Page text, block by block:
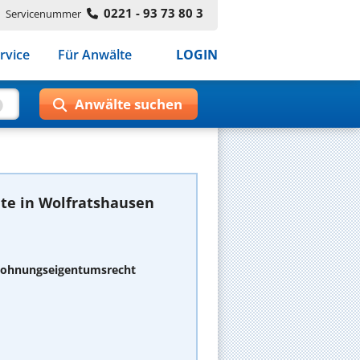
Servicenummer 0221 - 93 73 80 3
Für Anwälte LOGIN
in Wolfratshausen